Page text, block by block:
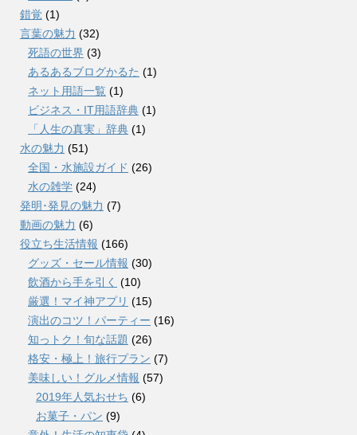
錯覚 (1)
言葉の魅力 (32)
死語の世界 (3)
あるあるブログかるた (1)
ネット用語一覧 (1)
ビジネス・IT用語辞典 (1)
「人生の真実」辞典 (1)
水の魅力 (51)
全国・水施設ガイド (26)
水の雑学 (24)
発明･発見の魅力 (7)
動画の魅力 (6)
役立ち生活情報 (166)
グッズ・セール情報 (30)
飲酒から手を引く (10)
厳選！マイ神アプリ (15)
演出のコツ！パーティー (16)
知っトク！旬な話題 (26)
格安・極上！旅行プラン (7)
美味しい！グルメ情報 (57)
2019年人気おせち (6)
お菓子・パン (9)